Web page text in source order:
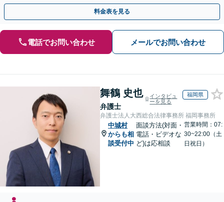
執行／事業承継など、お任せください」【休日相談あり】
料金表を見る
電話でお問い合わせ メールでお問い合わせ
舞鶴 史也
弁護士
インタビュ
ーを見る
福岡県
弁護士法人大西総合法律事務所 福岡事務所
中城村
からも相
談受付中
面談方法(対面・
電話・ビデオな
ど)は応相談
営業時間：07:
30~22:00（土
日祝日）